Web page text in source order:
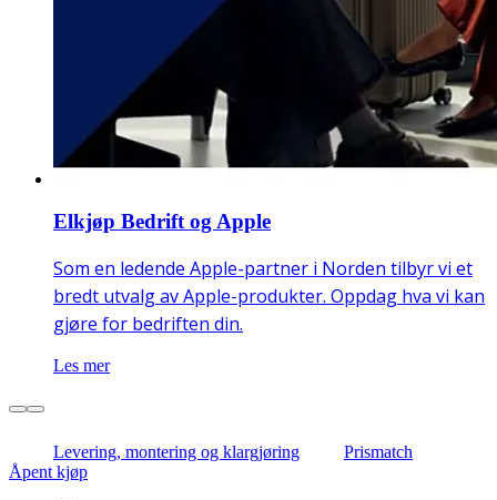
Elkjøp Bedrift og Apple
Som en ledende Apple-partner i Norden tilbyr vi et
bredt utvalg av Apple-produkter. Oppdag hva vi kan
gjøre for bedriften din.
Les mer
Levering, montering og klargjøring
Prismatch
Åpent kjøp